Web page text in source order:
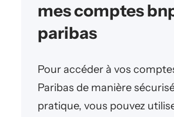
mes comptes
paribas
Pour accéder à vos
Paribas de manière
pratique, vous pouvez